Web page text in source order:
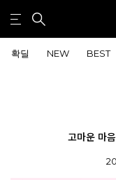
확딜 NEW BEST
고마운 마